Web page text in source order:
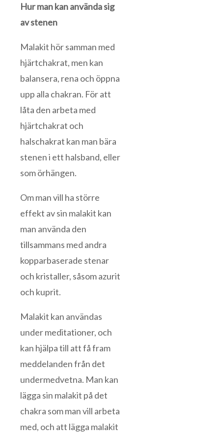
Hur man kan använda sig
av stenen
Malakit hör samman med
hjärtchakrat, men kan
balansera, rena och öppna
upp alla chakran. För att
låta den arbeta med
hjärtchakrat och
halschakrat kan man bära
stenen i ett halsband, eller
som örhängen.
Om man vill ha större
effekt av sin malakit kan
man använda den
tillsammans med andra
kopparbaserade stenar
och kristaller, såsom azurit
och kuprit.
Malakit kan användas
under meditationer, och
kan hjälpa till att få fram
meddelanden från det
undermedvetna. Man kan
lägga sin malakit på det
chakra som man vill arbeta
med, och att lägga malakit